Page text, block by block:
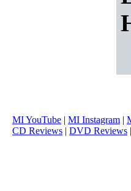
MI YouTube | MI Instagram |
CD Reviews | DVD Reviews |